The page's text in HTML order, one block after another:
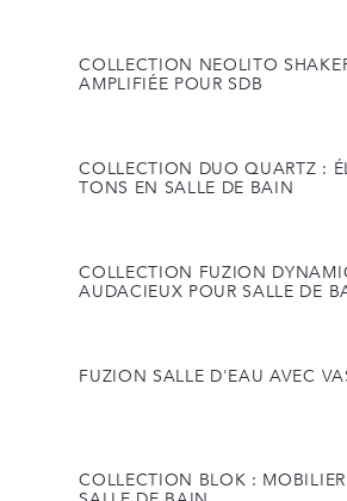
COLLECTION NEOLITO
AMPLIFIÉE POUR SDB
COLLECTION DUO QUARTZ :
TONS EN SALLE DE BAIN
COLLECTION FUZION
AUDACIEUX POUR SALLE DE
FUZION SALLE D'EAU AVEC
COLLECTION BLOK :